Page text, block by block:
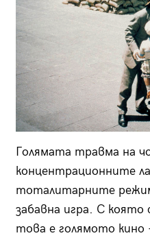
Голямата травма на
концентрационните
тоталитарните
забавна игра. С
това е голямото кино